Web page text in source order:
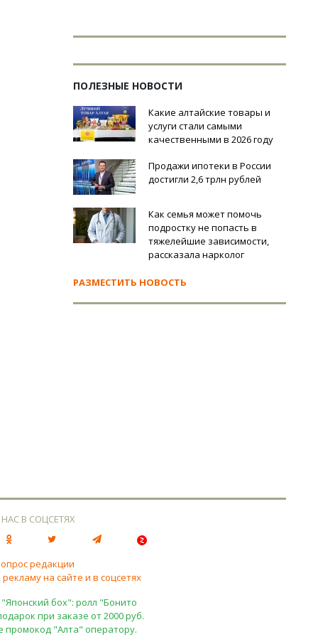
ПОЛЕЗНЫЕ НОВОСТИ
Какие алтайские товары и
услуги стали самыми
качественными в 2026 году
Продажи ипотеки в России
достигли 2,6 трлн рублей
Как семья может помочь
подростку не попасть в
тяжелейшие зависимости,
рассказала нарколог
РАЗМЕСТИТЬ НОВОСТЬ
В СОЦСЕТЯХ
редакции
на сайте и в соцсетях
бох": ролл "Бонито
при заказе от 2000 руб.
промокод "Алта" оператору.